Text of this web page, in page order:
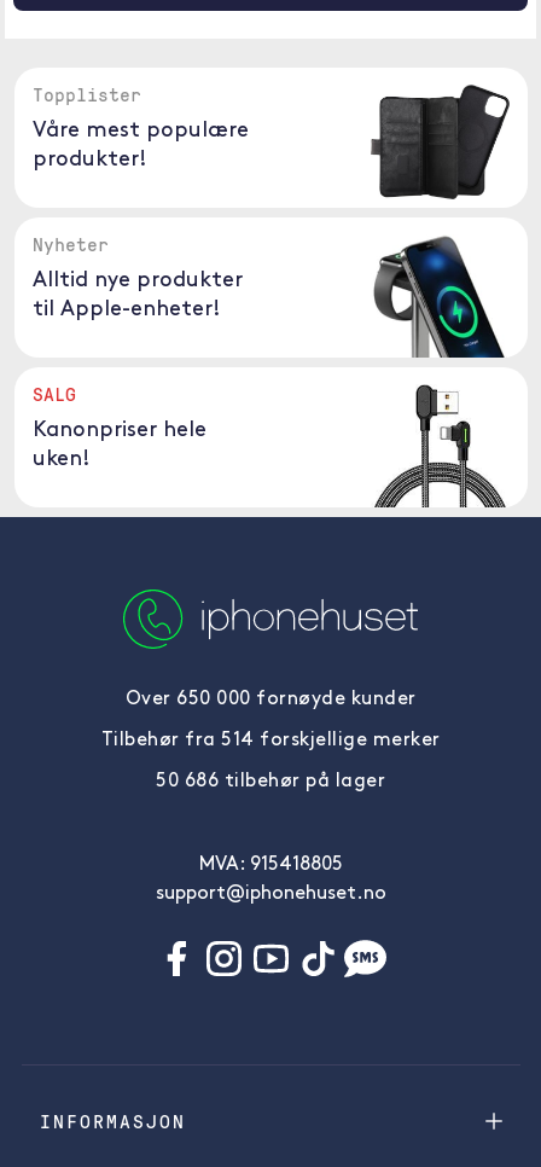
Topplister
Våre mest populære
produkter!
Nyheter
Alltid nye produkter
til Apple-enheter!
SALG
Kanonpriser hele
uken!
Over 650 000 fornøyde kunder
Tilbehør fra 514 forskjellige merker
50 686 tilbehør på lager
MVA: 915418805
support@iphonehuset.no
INFORMASJON